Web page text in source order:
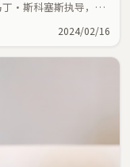
丁·斯科塞斯执导，秦
2024/02/16